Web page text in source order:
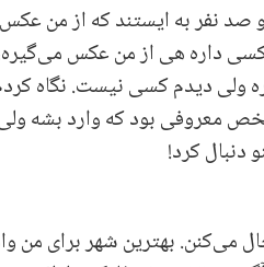
نفر به ایستند که از من
داره هی از من عکس می‌گیره،
دیدم کسی نیست. نگاه
معروفی بود که وارد بشه
دنبال کرد!
می‌کنن. بهترین شهر برای